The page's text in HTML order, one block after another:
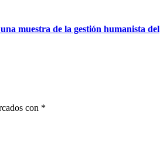
muestra de la gestión humanista del
con *